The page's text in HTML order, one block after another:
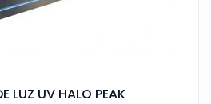
LUZ UV HALO PEAK